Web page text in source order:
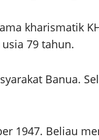
kharismatik
79 tahun.
Banua.
1947. Beliau